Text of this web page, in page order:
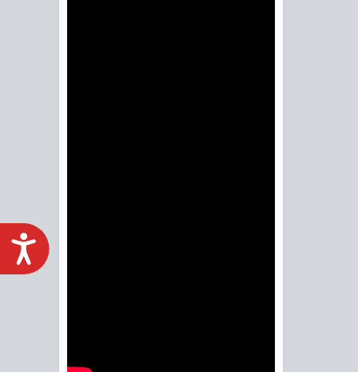
ACCESIBILIDAD